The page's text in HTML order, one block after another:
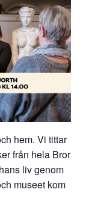
hem. Vi tittar
från hela Bror
liv genom
museet kom